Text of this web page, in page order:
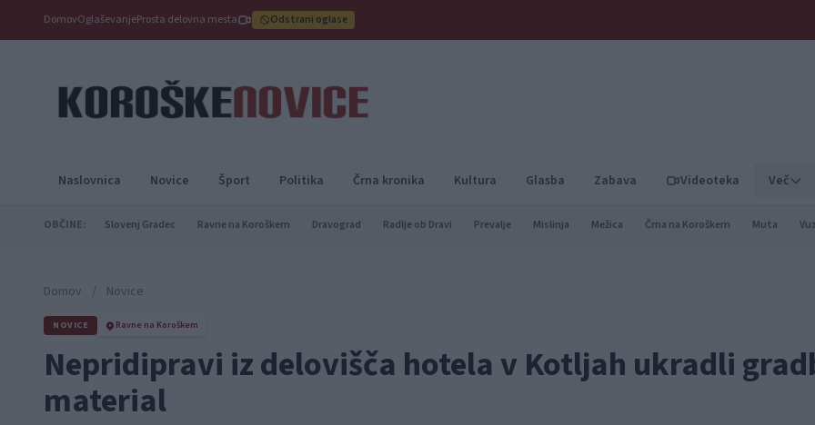
DomovOglaševanjeProsta delovna mesta Odstrani oglase
Naslovnica Novice Šport Politika Črna kronika Kultura Glasba Zabava Videoteka Več
OBČINE: Slovenj Gradec Ravne na Koroškem Dravograd Radlje ob Dravi Prevalje Mislinja Mežica Črna na Koroškem Muta
Domov / Novice
NOVICE Ravne na Koroškem
Nepridipravi iz delovišča hotela v Kotljah ukradli
material